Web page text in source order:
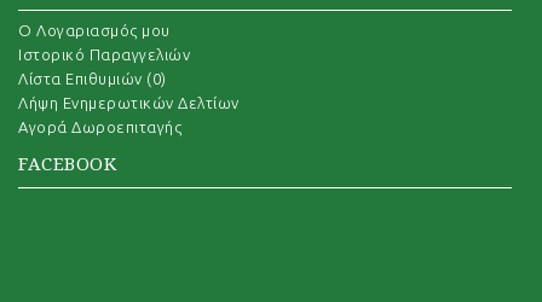
O Λογαριασμός μου
Ιστορικό Παραγγελιών
Λίστα Επιθυμιών (0)
Λήψη Ενημερωτικών Δελτίων
Αγορά Δωροεπιταγής
FACEBOOK